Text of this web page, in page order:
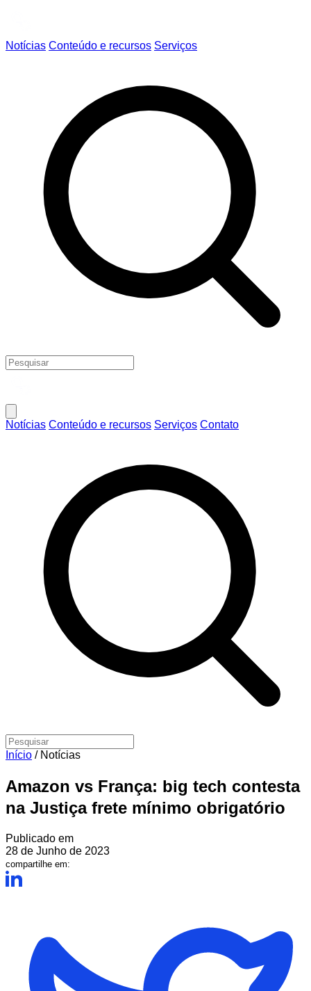
Notícias Conteúdo e recursos Serviços
Notícias Conteúdo e recursos Serviços Contato
Início / Notícias
Amazon vs França: big tech contesta
na Justiça frete mínimo obrigatório
Publicado em
28 de Junho de 2023
compartilhe em: